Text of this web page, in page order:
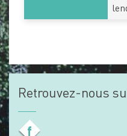
Retrouvez-nous
f